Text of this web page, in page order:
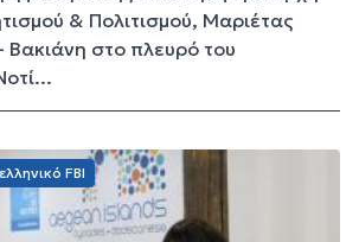
& Πολιτισμού, Μαριέτας
Βακιάνη στο πλευρό του
ελληνικό FBI